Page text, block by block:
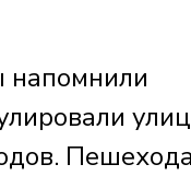
напомнили